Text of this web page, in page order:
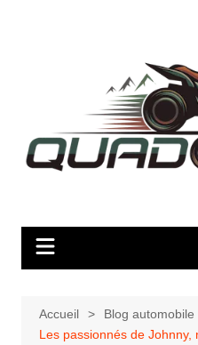
Accueil
Blog automobile
Les passionnés de Johnny,